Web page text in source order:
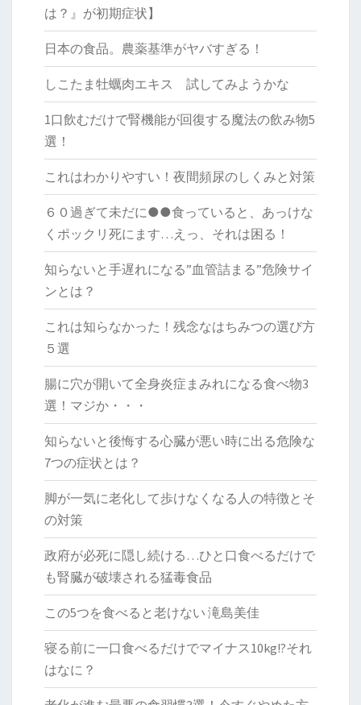
は？』が初期症状】
日本の食品。農薬基準がヤバすぎる！
しこたま牡蠣肉エキス 試してみようかな
1口飲むだけで腎機能が回復する魔法の飲み物5
選！
これはわかりやすい！夜間頻尿のしくみと対策
６０過ぎて未だに●●食っていると、あっけな
くポックリ死にます…えっ、それは困る！
知らないと手遅れになる”血管詰まる”危険サイ
ンとは？
これは知らなかった！残念なはちみつの選び方
５選
腸に穴が開いて全身炎症まみれになる食べ物3
選！マジか・・・
知らないと後悔する心臓が悪い時に出る危険な
7つの症状とは？
脚が一気に老化して歩けなくなる人の特徴とそ
の対策
政府が必死に隠し続ける…ひと口食べるだけで
も腎臓が破壊される猛毒食品
この5つを食べると老けない 滝島美佳
寝る前に一口食べるだけでマイナス10kg!?それ
はなに？